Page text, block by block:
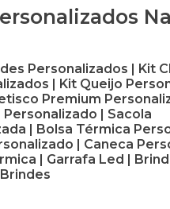
Na
Personalizados | Kit
| Kit Queijo
Premium
| Sacola
| Bolsa Térmica
| Caneca
| Garrafa Led |